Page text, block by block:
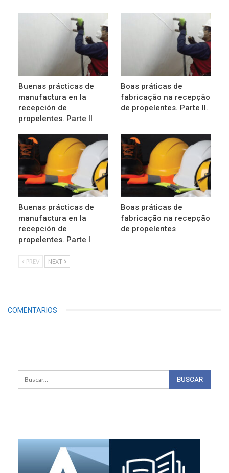
Buenas prácticas de
manufactura en la
recepción de
propelentes. Parte II
Boas práticas de
fabricação na recepção
de propelentes. Parte II.
Buenas prácticas de
manufactura en la
recepción de
propelentes. Parte I
Boas práticas de
fabricação na recepção
de propelentes
PREV NEXT
COMENTARIOS